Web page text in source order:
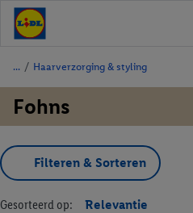
/ Haarverzorging & styling
Fohns
Filteren & Sorteren
Gesorteerd op: Relevantie